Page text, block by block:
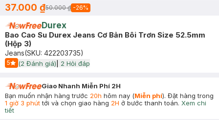
37.000 ₫50.000 ₫ -26%
Durex
Bao Cao Su Durex Jeans Cơ Bản Bôi Trơn Size 52.5mm
(Hộp 3)
Jeans(SKU: 422203735)
5
Start Icon
(2 Đánh giá) 2 Hỏi đáp
Giao Nhanh Miễn Phí 2H
Bạn muốn nhận hàng trước 20h hôm nay (Miễn phí). Đặt hàng trong
1 giờ 3 phúttới và chọn giao hàng 2H ở bước thanh toán. Xem chi
tiết